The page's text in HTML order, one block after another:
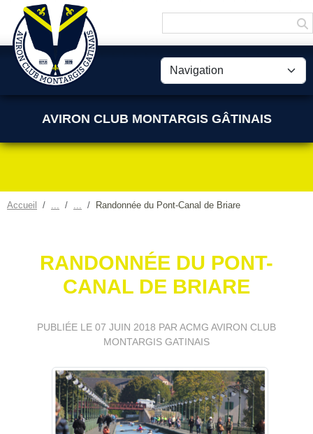
AVIRON CLUB MONTARGIS GÂTINAIS
Accueil Randonnée du Pont-Canal de Briare
RANDONNÉE DU PONT-
CANAL DE BRIARE
PUBLIÉE LE 07 JUIN 2018 PAR ACMG AVIRON CLUB
MONTARGIS GATINAIS
Panneau de gestion des cookies